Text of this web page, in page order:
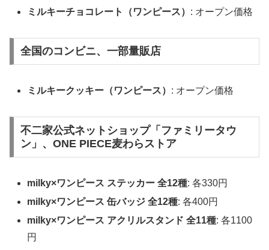
ミルキーチョコレート（ワンピース） : オープン価格
全国のコンビニ、一部量販店
ミルキークッキー（ワンピース） : オープン価格
不二家公式ネットショップ「ファミリータウ
ン」、ONE PIECE麦わらストア
milky×ワンピース ステッカー 全12種: 各330円
milky×ワンピース 缶バッジ 全12種: 各400円
milky×ワンピース アクリルスタンド 全11種: 各1100
円